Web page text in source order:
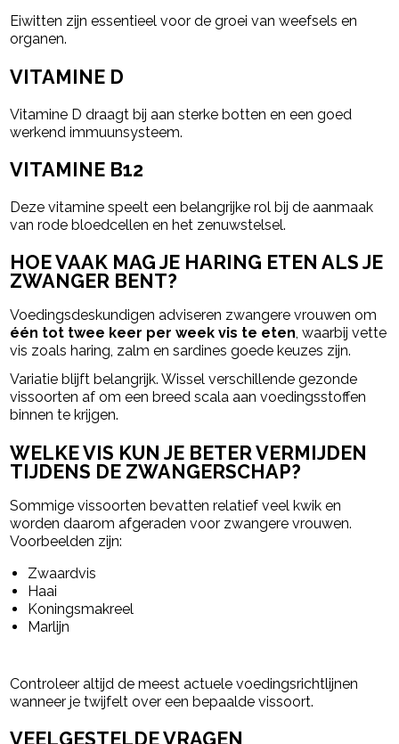
Eiwitten zijn essentieel voor de groei van weefsels en
organen.
VITAMINE D
Vitamine D draagt bij aan sterke botten en een goed
werkend immuunsysteem.
VITAMINE B12
Deze vitamine speelt een belangrijke rol bij de aanmaak
van rode bloedcellen en het zenuwstelsel.
HOE VAAK MAG JE HARING ETEN ALS JE
ZWANGER BENT?
Voedingsdeskundigen adviseren zwangere vrouwen om
één tot twee keer per week vis te eten, waarbij vette
vis zoals haring, zalm en sardines goede keuzes zijn.
Variatie blijft belangrijk. Wissel verschillende gezonde
vissoorten af om een breed scala aan voedingsstoffen
binnen te krijgen.
WELKE VIS KUN JE BETER VERMIJDEN
TIJDENS DE ZWANGERSCHAP?
Sommige vissoorten bevatten relatief veel kwik en
worden daarom afgeraden voor zwangere vrouwen.
Voorbeelden zijn:
Zwaardvis
Haai
Koningsmakreel
Marlijn
Controleer altijd de meest actuele voedingsrichtlijnen
wanneer je twijfelt over een bepaalde vissoort.
VEELGESTELDE VRAGEN